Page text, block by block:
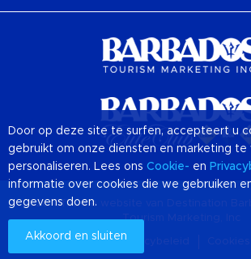
© 2026 Officiële website van Destination
Tourism Marketing, Inc
Over ons Privacybeleid
Door op deze site te surfen, accepteert u
gebruikt om onze diensten en marketing
personaliseren. Lees ons Cookie- en
informatie over cookies die we gebruiken
gegevens doen.
Akkoord en sluiten